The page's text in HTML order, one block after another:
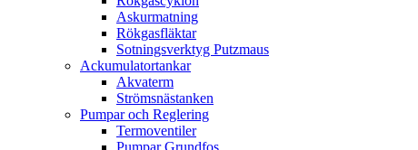
Askurmatning
Rökgasfläktar
Sotningsverktyg Putzmaus
Ackumulatortankar
Akvaterm
Strömsnästanken
Pumpar och Reglering
Termoventiler
Pumpar Grundfos